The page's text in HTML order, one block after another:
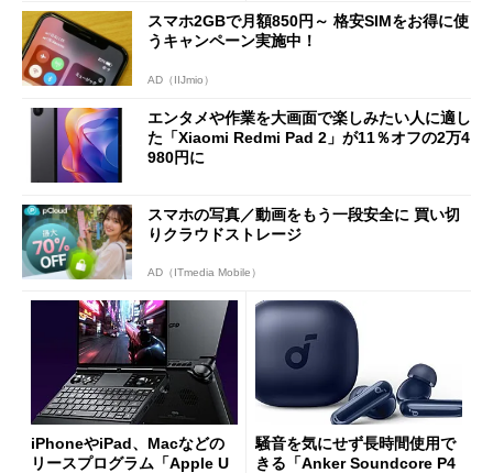
スマホ2GBで月額850円～ 格安SIMをお得に使
うキャンペーン実施中！
AD（IIJmio）
エンタメや作業を大画面で楽しみたい人に適し
た「Xiaomi Redmi Pad 2」が11％オフの2万4
980円に
スマホの写真／動画をもう一段安全に 買い切
りクラウドストレージ
AD（ITmedia Mobile）
iPhoneやiPad、Macなどの
リースプログラム「Apple U
騒音を気にせず長時間使用で
きる「Anker Soundcore P4